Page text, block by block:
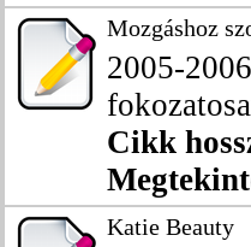
Mozgáshoz
2005-
Cikk
Katie Beauty